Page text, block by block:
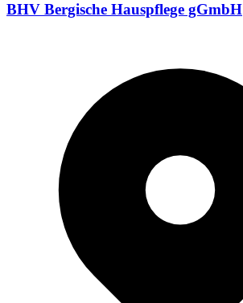
BHV Bergische Hauspflege gGmbH